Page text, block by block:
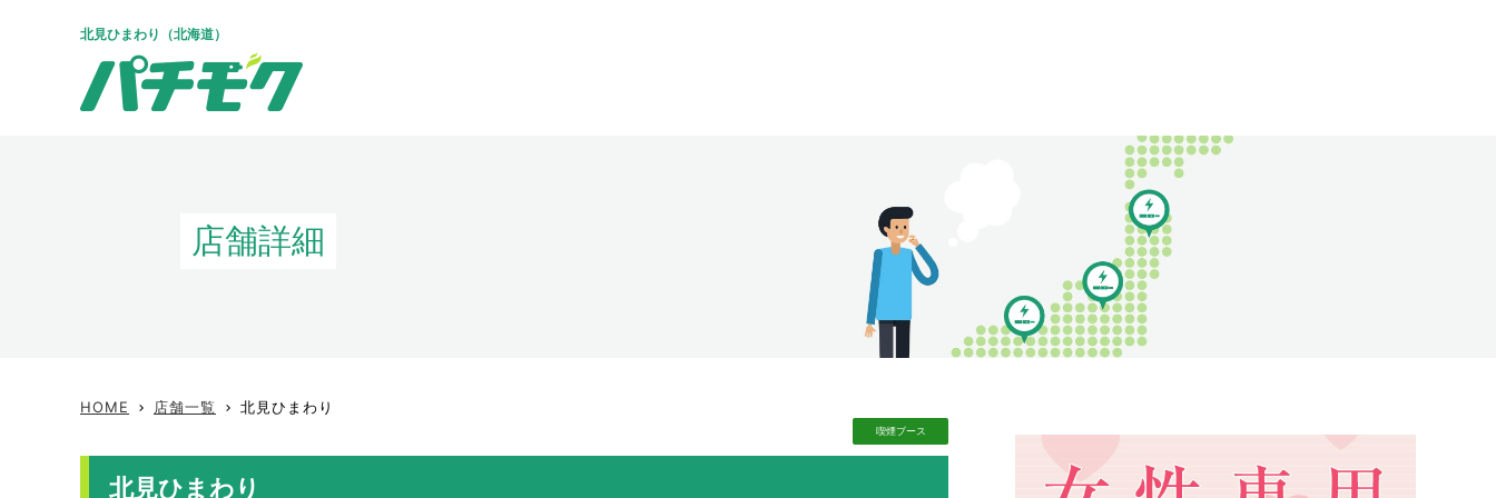
北見ひまわり（北海道）
店舗詳細
HOME keyboard_arrow_right 店舗一覧 keyboard_arrow_right 北見ひまわり
喫煙ブース
北見ひまわり